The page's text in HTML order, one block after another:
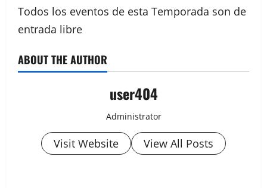
Todos los eventos de esta Temporada son de
entrada libre
ABOUT THE AUTHOR
user404
Administrator
Visit Website View All Posts